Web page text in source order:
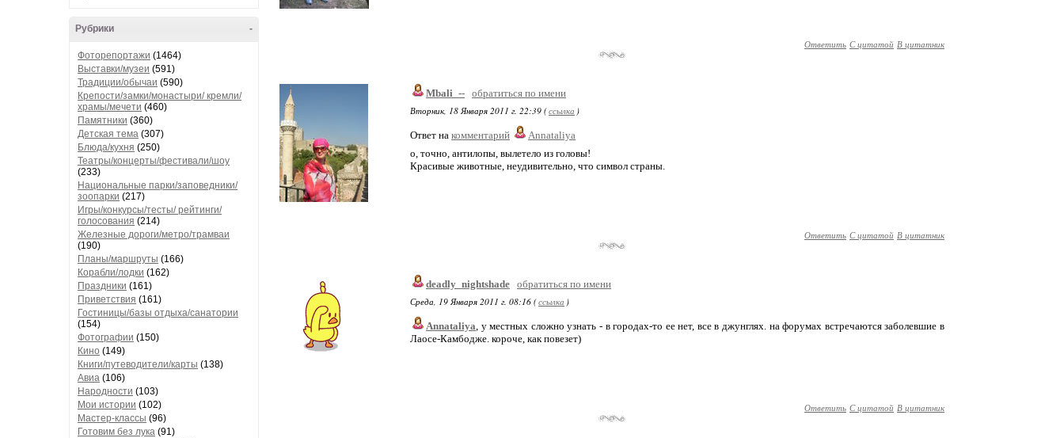
-
Рубрики
Фоторепортажи (1464)
Выставки/музеи (591)
Традиции/обычаи (590)
Крепости/замки/монастыри/ кремли/
храмы/мечети (460)
Памятники (360)
Детская тема (307)
Блюда/кухня (250)
Театры/концерты/фестивали/шоу
(233)
Национальные парки/заповедники/
зоопарки (217)
Игры/конкурсы/тесты/ рейтинги/
голосования (214)
Железные дороги/метро/трамваи
(190)
Планы/маршруты (166)
Корабли/лодки (162)
Праздники (161)
Приветствия (161)
Гостиницы/базы отдыха/санатории
(154)
Фотографии (150)
Кино (149)
Книги/путеводители/карты (138)
Авиа (106)
Народности (103)
Мои истории (102)
Мастер-классы (96)
Готовим без лука (91)
Ответить С цитатой В цитатник
Mbali_-- обратиться по имени
Вторник, 18 Января 2011 г. 22:39 (ссылка )
Ответ на комментарий
Annataliya
о, точно, антилопы, вылетело из головы!
Красивые животные, неудивительно, что символ страны.
Ответить С цитатой В цитатник
deadly_nightshade обратиться по имени
Среда, 19 Января 2011 г. 08:16 (ссылка )
Annataliya, у местных сложно узнать - в городах-то ее нет, все в джунглях. на форумах встречаются заболевшие в
Лаосе-Камбодже. короче, как повезет)
Ответить С цитатой В цитатник